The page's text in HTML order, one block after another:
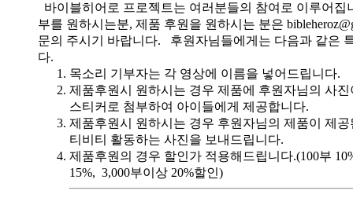
바이블히어로 프로젝트는 여러분들의 참여로 이루어집
부를 원하시는분, 제품 후원을 원하시는 분은
문의 주시기 바랍니다. 후원자님들에게는 다음과 같은
다.
목소리 기부자는 각 영상에 이름을 넣어드립니다.
제품후원시 원하시는 경우 제품에 후원자님의 사
스티커로 첨부하여 아이들에게 제공합니다.
제품후원시 원하시는 경우 후원자님의 제품이 제
티비티 활동하는 사진을 보내드립니다.
제품후원의 경우 할인가 적용해드립니다.(100부
15%, 3,000부이상 20%할인)